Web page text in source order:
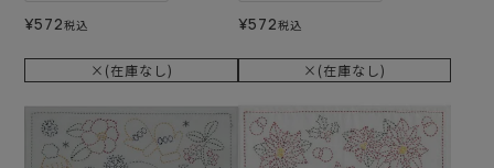
¥572税込
×(在庫なし)
¥572税込
×(在庫なし)